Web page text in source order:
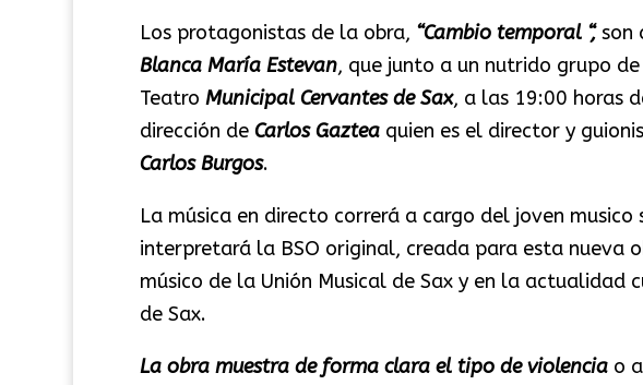
Los protagonistas de la obra, “Cambio temporal “,son
Blanca María Estevan, que junto a un nutrido grupo
Teatro Municipal Cervantes de Sax, a las 19:00 horas
dirección de Carlos Gaztea quien es el director y
Carlos Burgos.
La música en directo correrá a cargo del joven musico
interpretará la BSO original, creada para esta nueva
músico de la Unión Musical de Sax y en la actualidad
de Sax.
La obra muestra de forma clara el tipo de violenciao